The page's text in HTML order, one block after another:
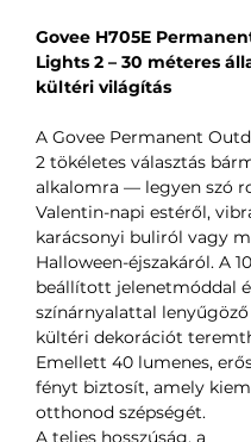
Govee H705E
Lights 2 – 30 méteres
kültéri világítás
A Govee Permanent
2 tökéletes választás
alkalomra — legyen szó
Valentin-napi estéről,
karácsonyi buliról vagy
Halloween-éjszakáról. A
beállított jelenetmóddal
színárnyalattal lenyűgöző
kültéri dekorációt
Emellett 40 lumenes,
fényt biztosít, amely
otthonod szépségét.
A teljes hosszúság, a